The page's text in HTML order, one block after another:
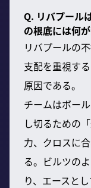
Q. リバプール
の根底には何
リバプールの
支配を重視す
原因である。
チームはボー
し切るための
力、クロスに
る。ビルツの
り、エースと